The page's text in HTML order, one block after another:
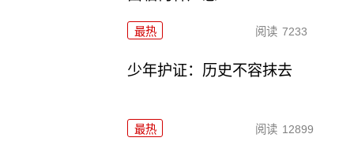
最热 阅读 7233
少年护证：历史不容抹去
最热 阅读 12899